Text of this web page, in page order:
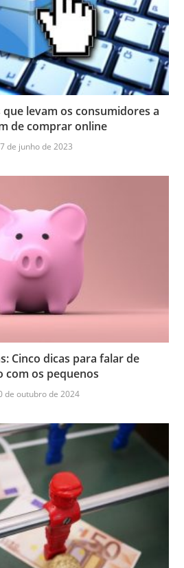
levam os consumidores a
de comprar online
7 de junho de 2023
Cinco dicas para falar de
com os pequenos
de outubro de 2024